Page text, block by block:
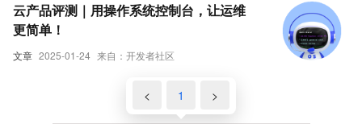
文章 2025-01-24 来自：开发者社区
云产品评测｜用操作系统控制台，让运维
更简单！
< 1 >